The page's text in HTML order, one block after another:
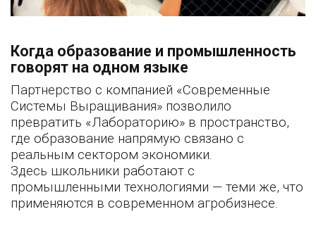
Когда образование и промышленность
говорят на одном языке
Партнерство с компанией «Современные
Системы Выращивания» позволило
превратить «Лабораторию» в пространство,
где образование напрямую связано с
реальным сектором экономики.
Здесь школьники работают с
промышленными технологиями — теми же, что
применяются в современном агробизнесе.